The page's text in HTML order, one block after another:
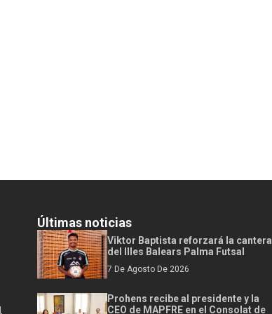
Últimas noticias
Viktor Baptista reforzará la cantera
del Illes Balears Palma Futsal
7 De Agosto De 2026
Prohens recibe al presidente y la
CEO de MAPFRE en el Consolat de